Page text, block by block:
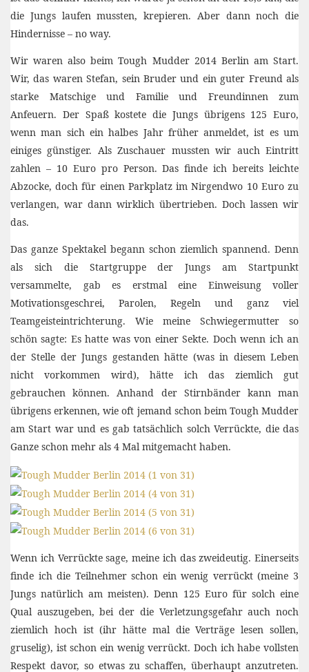
die Jungs laufen mussten, krepieren. Aber dann noch die
Hindernisse – no way.
Wir waren also beim Tough Mudder 2014 Berlin am Start.
Wir, das waren Stefan, sein Bruder und ein guter Freund als
starke Matschige und Familie und Freundinnen zum
Anfeuern. Der Spaß kostete die Jungs übrigens 125 Euro,
wenn man sich ein halbes Jahr früher anmeldet, ist es um
einiges günstiger. Als Zuschauer mussten wir auch Eintritt
zahlen – 10 Euro pro Person. Das finde ich bereits leichte
Abzocke, doch für einen Parkplatz im Nirgendwo 10 Euro zu
verlangen, war dann wirklich übertrieben. Doch lassen wir
das.
Das ganze Spektakel begann schon ziemlich spannend. Denn
als sich die Startgruppe der Jungs am Startpunkt
versammelte, gab es erstmal eine Einweisung voller
Motivationsgeschrei, Parolen, Regeln und ganz viel
Teamgeisteintrichterung. Wie meine Schwiegermutter so
schön sagte: Es hatte was von einer Sekte. Doch wenn ich an
der Stelle der Jungs gestanden hätte (was in diesem Leben
nicht vorkommen wird), hätte ich das ziemlich gut
gebrauchen können. Anhand der Stirnbänder kann man
übrigens erkennen, wie oft jemand schon beim Tough Mudder
am Start war und es gab tatsächlich solch Verrückte, die das
Ganze schon mehr als 4 Mal mitgemacht haben.
Wenn ich Verrückte sage, meine ich das zweideutig. Einerseits
finde ich die Teilnehmer schon ein wenig verrückt (meine 3
Jungs natürlich am meisten). Denn 125 Euro für solch eine
Qual auszugeben, bei der die Verletzungsgefahr auch noch
ziemlich hoch ist (ihr hätte mal die Verträge lesen sollen,
gruselig), ist schon ein wenig verrückt. Doch ich habe vollsten
Respekt davor, so etwas zu schaffen, überhaupt anzutreten.